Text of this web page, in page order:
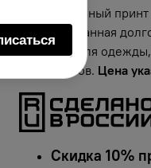
Яркий и сочный
Гарантированная
подходит для
аксессуаров. Цена
Скидка 10%